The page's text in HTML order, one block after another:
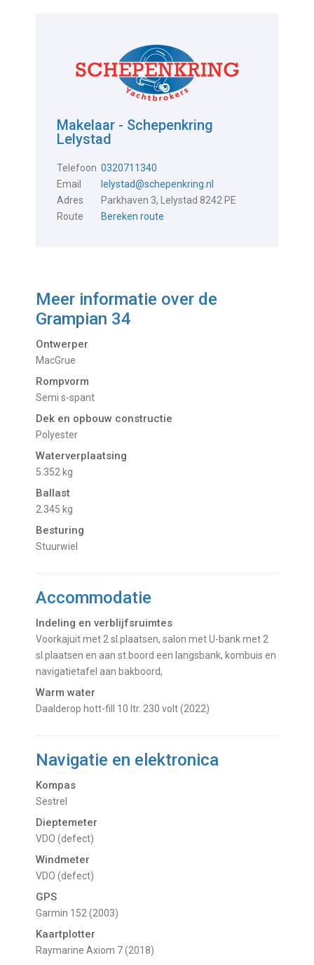
Makelaar - Schepenkring
Lelystad
Telefoon 0320711340
Email
lelystad@schepenkring.nl
Adres
Parkhaven 3, Lelystad 8242 PE
Route
Bereken route
Meer informatie over de
Grampian 34
Ontwerper
MacGrue
Rompvorm
Semi s-spant
Dek en opbouw constructie
Polyester
Waterverplaatsing
5.352 kg
Ballast
2.345 kg
Besturing
Stuurwiel
Accommodatie
Indeling en verblijfsruimtes
Voorkajuit met 2 sl.plaatsen, salon met U-bank met 2
sl.plaatsen en aan st.boord een langsbank, kombuis en
navigatietafel aan bakboord,
Warm water
Daalderop hott-fill 10 ltr. 230 volt (2022)
Navigatie en elektronica
Kompas
Sestrel
Dieptemeter
VDO (defect)
Windmeter
VDO (defect)
GPS
Garmin 152 (2003)
Kaartplotter
Raymarine Axiom 7 (2018)